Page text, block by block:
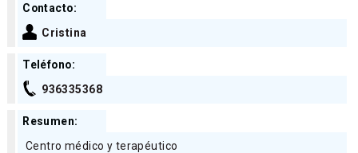
Contacto:
Cristina
Teléfono:
936335368
Resumen:
Centro médico y terapéutico